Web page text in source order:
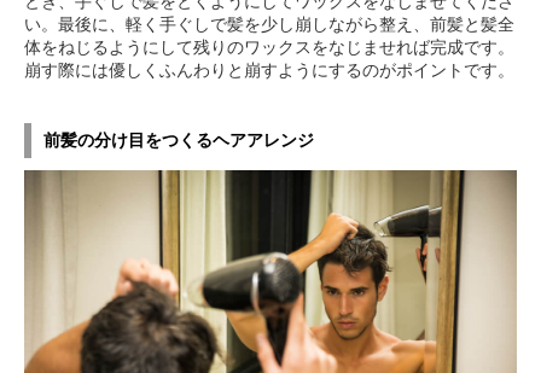
い。最後に、軽く手ぐしで髪を少し崩しながら整え、前髪と髪全
体をねじるようにして残りのワックスをなじませれば完成です。
崩す際には優しくふんわりと崩すようにするのがポイントです。
前髪の分け目をつくるヘアアレンジ